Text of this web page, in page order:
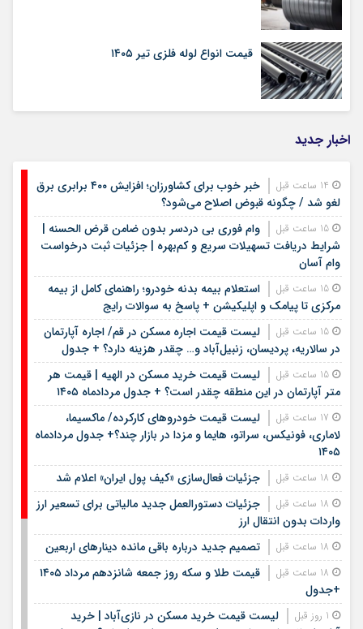
قیمت انواع لوله فلزی تیر ۱۴۰۵
اخبار جدید
خبر خوب برای کشاورزان؛ افزایش ۴۰۰ برابری برق
لغو شد / چگونه قبوض اصلاح می‌شود؟
وام فوری بی دردسر بدون ضامن قرض الحسنه |
شرایط دریافت تسهیلات سریع و کم‌بهره | جزئیات ثبت درخواست
وام آسان
استعلام بیمه بدنه خودرو؛ راهنمای کامل از بیمه
مرکزی تا پیامک و اپلیکیشن + پاسخ به سوالات رایج
لیست قیمت اجاره مسکن در قم/ اجاره آپارتمان
در سالاریه، پردیسان، زنبیل‌آباد و… چقدر هزینه دارد؟ + جدول
لیست قیمت خرید مسکن در الهیه | قیمت هر
متر آپارتمان در این منطقه چقدر است؟ + جدول مردادماه ۱۴۰۵
لیست قیمت خودروهای کارکرده/ ماکسیما،
لاماری، فونیکس، سراتو، هایما و مزدا در بازار چند؟+ جدول مردادماه
۱۴۰۵
جزئیات فعال‌سازی «کیف پول ایران» اعلام شد
جزئیات دستورالعمل جدید مالیاتی برای تسعیر ارز
واردات بدون انتقال ارز
تصمیم جدید درباره باقی مانده دینارهای اربعین
قیمت طلا و سکه روز جمعه شانزدهم مرداد ۱۴۰۵
+جدول
لیست قیمت خرید مسکن در نازی‌آباد | خرید